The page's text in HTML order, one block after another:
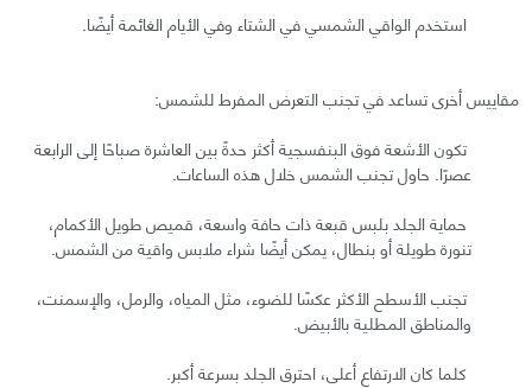
استخدم الواقي الشمسي في الشتاء وفي الأيام الغائمة أيضًا.
مقاييس أخرى تساعد في تجنب التعرض المفرط للشمس:
تكون الأشعة فوق البنفسجية أكثر حدةً بين العاشرة صباحًا إلى الرابعة
عصرًا. حاول تجنب الشمس خلال هذه الساعات.
حماية الجلد بلبس قبعة ذات حافة واسعة، قميص طويل الأكمام،
تنورة طويلة أو بنطال، يمكن أيضًا شراء ملابس واقية من الشمس.
تجنب الأسطح الأكثر عكسًا للضوء، مثل المياه، والرمل، والإسمنت،
والمناطق المطلية بالأبيض.
كلما كان الارتفاع أعلى، احترق الجلد بسرعة أكبر.